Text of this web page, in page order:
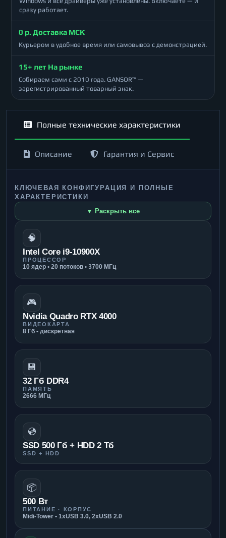
сразу работает.
0 р. Доставка МСК
Курьером в удобное время или самовывоз с демонстрацией.
15+ лет На рынке
Собираем сами с 2010 года. GANSOR™ —
зарегистрированный товарный знак.
Полные технические характеристики
Описание Гарантия и Сервис
КЛЮЧЕВАЯ КОНФИГУРАЦИЯ И ПОЛНЫЕ
ХАРАКТЕРИСТИКИ
▼ Раскрыть все
🧠
Intel Core i9-10900X
ПРОЦЕССОР
10 ядер • 20 потоков • 3700 МГц
🎮
Nvidia Quadro RTX 4000
ВИДЕОКАРТА
8 Гб • дискретная
💾
32 Гб DDR4
ПАМЯТЬ
2666 МГц
💿
SSD 500 Гб + HDD 2 Тб
SSD + HDD
📦
500 Вт
ПИТАНИЕ · КОРПУС
Midi-Tower • 1xUSB 3.0, 2xUSB 2.0